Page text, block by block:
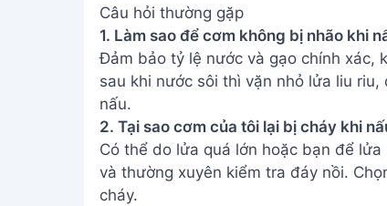
Câu hỏi thường gặp
1. Làm sao để cơm không bị nhão khi
Đảm bảo tỷ lệ nước và gạo chính xác,
sau khi nước sôi thì vặn nhỏ lửa liu
nấu.
2. Tại sao cơm của tôi lại bị cháy khi
Có thể do lửa quá lớn hoặc bạn để
và thường xuyên kiểm tra đáy nồi.
cháy.